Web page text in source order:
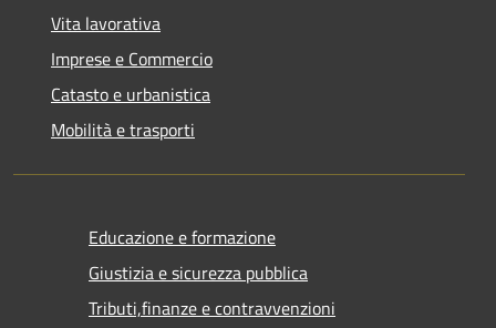
Vita lavorativa
Imprese e Commercio
Catasto e urbanistica
Mobilità e trasporti
Educazione e formazione
Giustizia e sicurezza pubblica
Tributi,finanze e contravvenzioni